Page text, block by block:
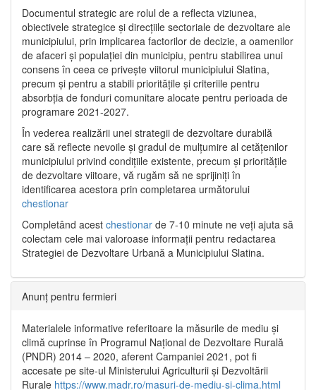
Documentul strategic are rolul de a reflecta viziunea,
obiectivele strategice și direcțiile sectoriale de dezvoltare ale
municipiului, prin implicarea factorilor de decizie, a oamenilor
de afaceri și populației din municipiu, pentru stabilirea unui
consens în ceea ce privește viitorul municipiului Slatina,
precum și pentru a stabili prioritățile și criteriile pentru
absorbția de fonduri comunitare alocate pentru perioada de
programare 2021-2027.
În vederea realizării unei strategii de dezvoltare durabilă
care să reflecte nevoile și gradul de mulțumire al cetățenilor
municipiului privind condițiile existente, precum și prioritățile
de dezvoltare viitoare, vă rugăm să ne sprijiniți în
identificarea acestora prin completarea următorului
chestionar
Completând acest chestionar de 7-10 minute ne veți ajuta să
colectam cele mai valoroase informații pentru redactarea
Strategiei de Dezvoltare Urbană a Municipiului Slatina.
Anunț pentru fermieri
Materialele informative referitoare la măsurile de mediu și
climă cuprinse în Programul Național de Dezvoltare Rurală
(PNDR) 2014 – 2020, aferent Campaniei 2021, pot fi
accesate pe site-ul Ministerului Agriculturii și Dezvoltării
Rurale https://www.madr.ro/masuri-de-mediu-si-clima.html